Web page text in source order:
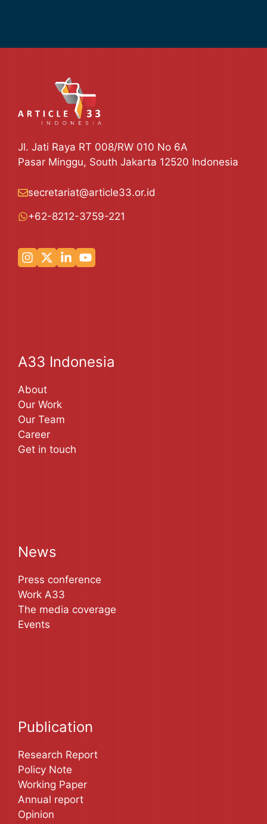
Jl. Jati Raya RT 008/RW 010 No 6A
Pasar Minggu, South Jakarta 12520 Indonesia
secretariat@article33.or.id
+62-8212-3759-221
A33 Indonesia
About
Our Work
Our Team
Career
Get in touch
News
Press conference
Work A33
The media coverage
Events
Publication
Research Report
Policy Note
Working Paper
Annual report
Opinion